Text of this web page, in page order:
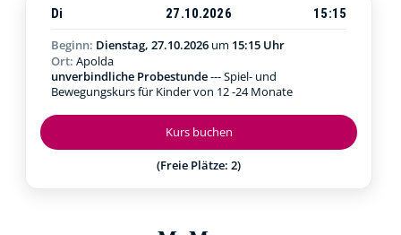
Kurs buchen
(Freie Plätze: 2)
Di 27.10.2026
15:15
Beginn: Dienstag, 27.10.2026 um 15:15 Uhr
Ort: Apolda
unverbindliche Probestunde--- Spiel- und
Bewegungskurs für Kinder von 12 -24 Monate